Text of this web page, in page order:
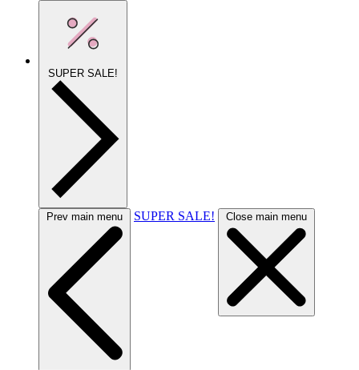
SUPER SALE!
Prev main menu SUPER SALE! Close main menu